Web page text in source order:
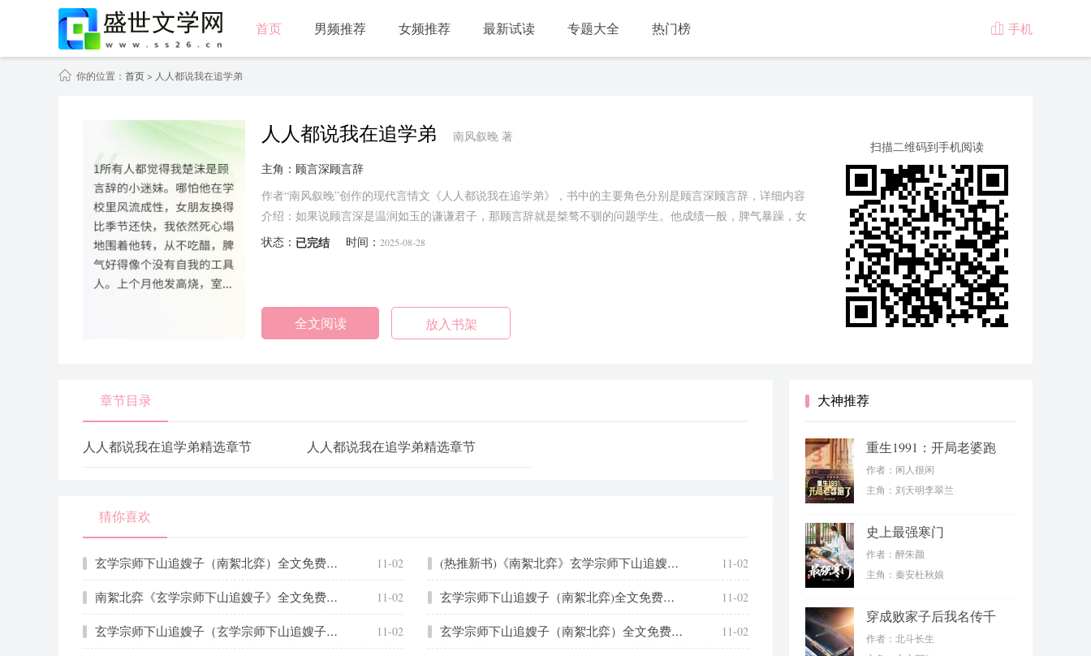
首页 男频推荐 女频推荐 最新试读 专题大全 热门榜  手机
你的位置： 首页> 人人都说我在追学弟
人人都说我在追学弟 南风叙晚 著
主角：顾言深顾言辞
作者“南风叙晚”创作的现代言情文《人人都说我在追学弟》，书中的主要角色分别是顾言深顾言辞，详细内容
介绍：如果说顾言深是温润如玉的谦谦君子，那顾言辞就是桀骜不驯的问题学生。他成绩一般，脾气暴躁，女
朋友如走马灯般更换，完全是个标……...
状态： 已完结 时间： 2025-08-28
全文阅读 放入书架
扫描二维码到手机阅读
章节目录
人人都说我在追学弟精选章节 人人都说我在追学弟精选章节
猜你喜欢
玄学宗师下山追嫂子（南絮北弈）全文免费阅读无弹窗大结局_（南絮北弈）玄学宗师下山追嫂子最新章节列表_笔趣阁（南絮北弈） 11-02 (热推新书)《南絮北弈》玄学宗师下山追嫂子_抖音热推玄学宗师下山追嫂子无弹窗阅读 11-02
南絮北弈《玄学宗师下山追嫂子》全文免费阅读无弹窗大结局_(南絮北弈) 11-02 玄学宗师下山追嫂子（南絮北弈)全文免费阅读无弹窗大结局_玄学宗师下山追嫂子免费阅读_笔趣阁（南絮北弈） 11-02
玄学宗师下山追嫂子（玄学宗师下山追嫂子全集小说已完结完整大结局）全文阅读笔趣阁 11-02 玄学宗师下山追嫂子（南絮北弈）全文免费阅读无弹窗大结局_（南絮北弈）南絮北弈最新章节列表笔趣阁（南絮北弈） 11-02
大神推荐
重生1991：开局老婆跑
了
作者：闲人很闲
主角：刘天明李翠兰
史上最强寒门
作者：醉朱颜
主角：秦安杜秋娘
穿成败家子后我名传千
古
作者：北斗长生